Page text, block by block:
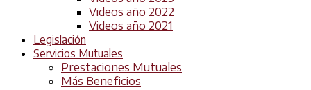
Videos año 2022
Videos año 2021
Legislación
Servicios Mutuales
Prestaciones Mutuales
Más Beneficios